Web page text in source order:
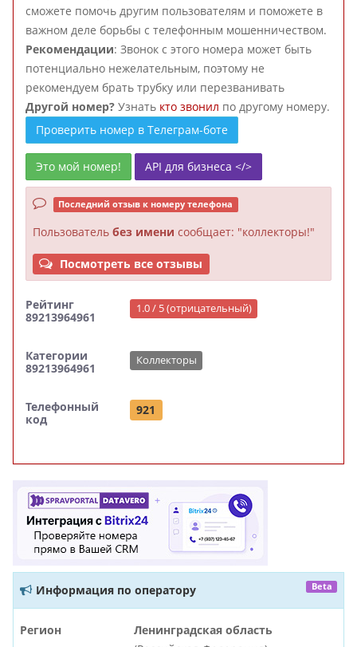
сможете помочь другим пользователям и поможете в
важном деле борьбы с телефонным мошенничеством.
Рекомендации: Звонок с этого номера может быть
потенциально нежелательным, поэтому не
рекомендуем брать трубку или перезванивать
Другой номер? Узнать кто звонил по другому номеру.
Проверить номер в Телеграм-боте
Это мой номер! API для бизнеса </>
Последний отзыв к номеру телефона
Пользователь без имени сообщает: "коллекторы!"
Посмотреть все отзывы
Рейтинг
89213964961
1.0 / 5 (отрицательный)
Категории
89213964961
Коллекторы
Телефонный
код
921
Информация по оператору Beta
Регион
Ленинградская область